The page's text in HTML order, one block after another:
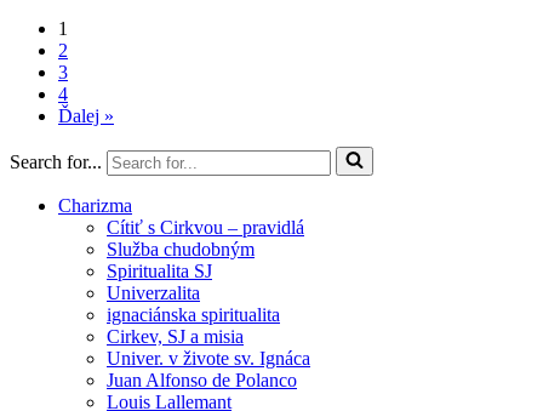
1
2
3
4
Ďalej »
Search for...
Charizma
Cítiť s Cirkvou – pravidlá
Služba chudobným
Spiritualita SJ
Univerzalita
ignaciánska spiritualita
Cirkev, SJ a misia
Univer. v živote sv. Ignáca
Juan Alfonso de Polanco
Louis Lallemant